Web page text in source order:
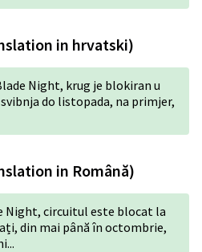
in hrvatski)
Night, krug je blokiran u
do listopada, na primjer,
in Română)
Night, circuitul este blocat la
din mai până în octombrie,